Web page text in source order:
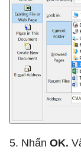
5. Nhấn OK.